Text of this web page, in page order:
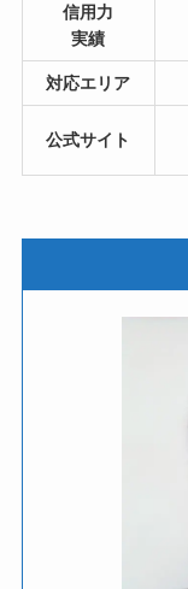
信用力
実績
対応エリア
公式サイト